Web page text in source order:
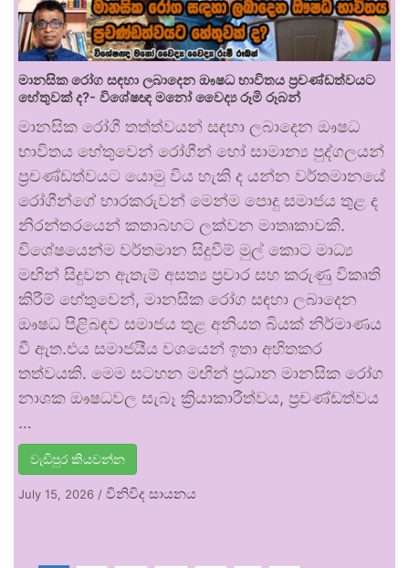
මානසික රෝග සඳහා ලබාදෙන ඖෂධ භාවිතය ප්‍රචණ්ඩත්වයට
හේතුවක් ද?- විශේෂඥ මනෝ වෛද්‍ය රූමි රූබන්
මානසික රෝගී තත්ත්වයන් සඳහා ලබාදෙන ඖෂධ
භාවිතය හේතුවෙන් රෝගීන් හෝ සාමාන්‍ය පුද්ගලයන්
ප්‍රචණ්ඩත්වයට යොමු විය හැකි ද යන්න වර්තමානයේ
රෝගීන්ගේ භාරකරුවන් මෙන්ම පොදු සමාජය තුළ ද
නිරන්තරයෙන් කතාබහට ලක්වන මාතෘකාවකි.
විශේෂයෙන්ම වර්තමාන සිදුවීම් මුල් කොට මාධ්‍ය
මඟින් සිදුවන ඇතැම් අසත්‍ය ප්‍රචාර සහ කරුණු විකෘති
කිරීම් හේතුවෙන්, මානසික රෝග සඳහා ලබාදෙන
ඖෂධ පිළිබඳව සමාජය තුළ අනියත බියක් නිර්මාණය
වී ඇත.එය සමාජයීය වශයෙන් ඉතා අහිතකර
තත්වයකි. මෙම සටහන මඟින් ප්‍රධාන මානසික රෝග
නාශක ඖෂධවල සැබෑ ක්‍රියාකාරීත්වය, ප්‍රචණ්ඩත්වය
…
වැඩිපුර කියවන්න
July 15, 2026 / විනිවිද සායනය